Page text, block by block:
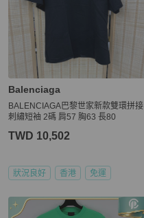
Balenciaga
BALENCIAGA巴黎世家新款雙環拼接
刺繡短袖 2碼 肩57 胸63 長80
TWD 10,502
狀況良好 香港 免運